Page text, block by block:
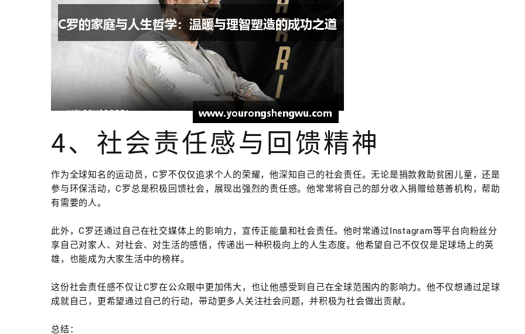
4、社会责任感与回馈精神
作为全球知名的运动员，C罗不仅仅追求个人的荣耀，他深知自己的社会责任。无论是捐款救助贫困儿童，还是
参与环保活动，C罗总是积极回馈社会，展现出强烈的责任感。他常常将自己的部分收入捐赠给慈善机构，帮助
有需要的人。
此外，C罗还通过自己在社交媒体上的影响力，宣传正能量和社会责任。他时常通过Instagram等平台向粉丝分
享自己对家人、对社会、对生活的感悟，传递出一种积极向上的人生态度。他希望自己不仅仅是足球场上的英
雄，也能成为大家生活中的榜样。
这份社会责任感不仅让C罗在公众眼中更加伟大，也让他感受到自己在全球范围内的影响力。他不仅想通过足球
成就自己，更希望通过自己的行动，带动更多人关注社会问题，并积极为社会做出贡献。
总结：